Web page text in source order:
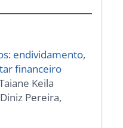
endividamento,
financeiro
Keila
Pereira,